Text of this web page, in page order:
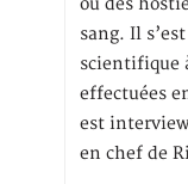
sang. Il
scientifique
effectuées
est
en chef de